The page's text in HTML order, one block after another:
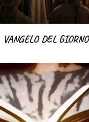
VANGELO DEL GIORNO